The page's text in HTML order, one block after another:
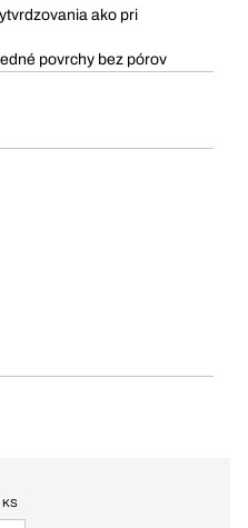
ako pri
povrchy bez pórov
KS